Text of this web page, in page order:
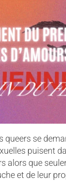
queers se
puisent
alors que
et de leur